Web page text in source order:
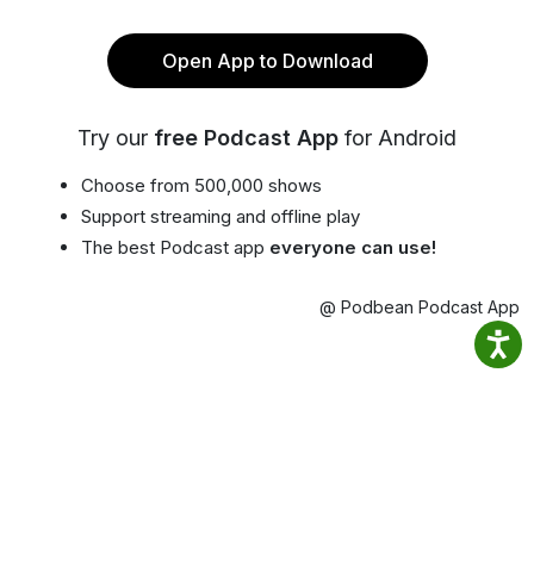
Open App to Download
Try our free Podcast App for Android
Choose from 500,000 shows
Support streaming and offline play
The best Podcast app everyone can use!
@ Podbean Podcast App